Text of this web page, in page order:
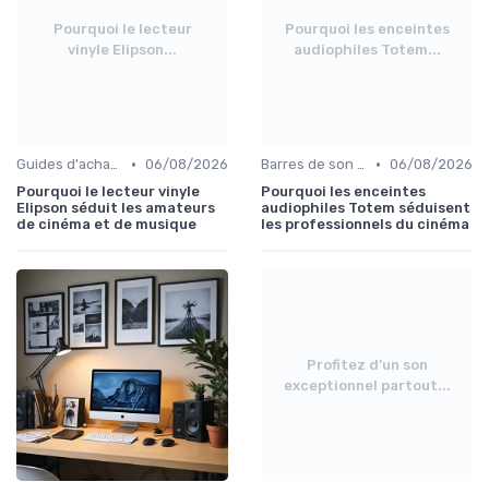
Pourquoi le lecteur
vinyle Elipson...
Guides d'achat audio-vidéo • 06/08/2026
Pourquoi le lecteur vinyle
Elipson séduit les amateurs
de cinéma et de musique
Pourquoi les enceintes
audiophiles Totem...
Barres de son et enceintes • 06/08/2026
Pourquoi les enceintes
audiophiles Totem séduisent
les professionnels du cinéma
Profitez d’un son
exceptionnel partout...